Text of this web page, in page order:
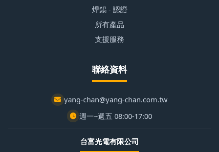
焊錫 - 認證
所有產品
支援服務
聯絡資料
yang-chan@yang-chan.com.tw
週一~週五 08:00-17:00
台富光電有限公司